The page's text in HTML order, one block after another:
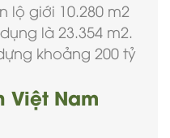
lộ giới 10.280 m2
là 23.354 m2.
khoảng 200 tỷ
Việt Nam